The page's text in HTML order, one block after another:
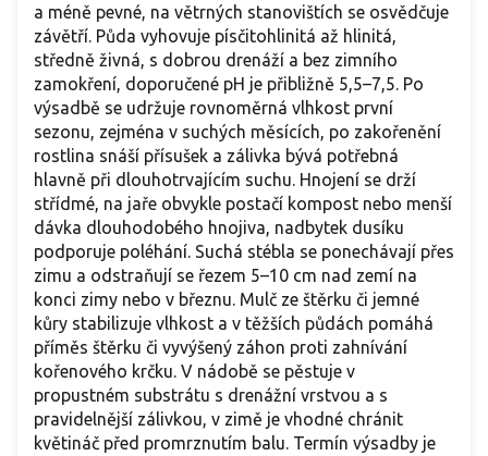
a méně pevné, na větrných stanovištích se osvědčuje
závětří. Půda vyhovuje písčitohlinitá až hlinitá,
středně živná, s dobrou drenáží a bez zimního
zamokření, doporučené pH je přibližně 5,5–7,5. Po
výsadbě se udržuje rovnoměrná vlhkost první
sezonu, zejména v suchých měsících, po zakořenění
rostlina snáší přísušek a zálivka bývá potřebná
hlavně při dlouhotrvajícím suchu. Hnojení se drží
střídmé, na jaře obvykle postačí kompost nebo menší
dávka dlouhodobého hnojiva, nadbytek dusíku
podporuje poléhání. Suchá stébla se ponechávají přes
zimu a odstraňují se řezem 5–10 cm nad zemí na
konci zimy nebo v březnu. Mulč ze štěrku či jemné
kůry stabilizuje vlhkost a v těžších půdách pomáhá
příměs štěrku či vyvýšený záhon proti zahnívání
kořenového krčku. V nádobě se pěstuje v
propustném substrátu s drenážní vrstvou a s
pravidelnější zálivkou, v zimě je vhodné chránit
květináč před promrznutím balu. Termín výsadby je